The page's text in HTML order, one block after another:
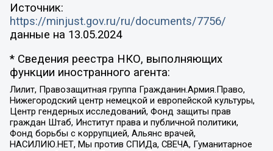
Источник:
https://minjust.gov.ru/ru/documents/7756/
данные на 13.05.2024
* Сведения реестра НКО, выполняющих
функции иностранного агента:
Лилит, Правозащитная группа Гражданин.Армия.Право,
Нижегородский центр немецкой и европейской культуры,
Центр гендерных исследований, Фонд защиты прав
граждан Штаб, Институт права и публичной политики,
Фонд борьбы с коррупцией, Альянс врачей,
НАСИЛИЮ.НЕТ, Мы против СПИДа, СВЕЧА, Гуманитарное